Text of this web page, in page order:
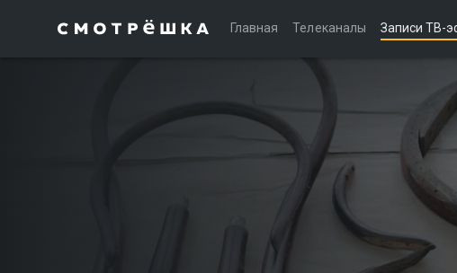
Главная Телеканалы Записи ТВ-